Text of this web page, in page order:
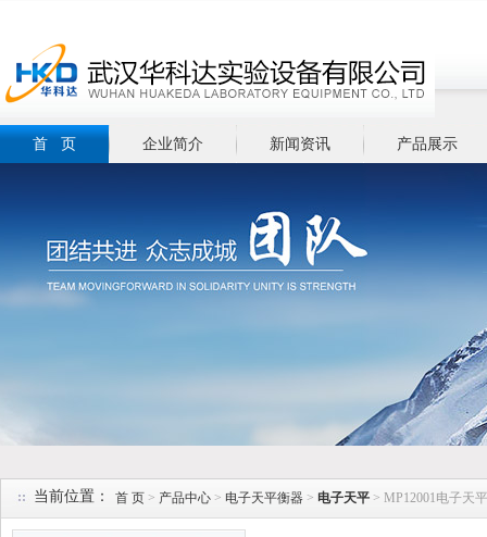
首 页 企业简介 新闻资讯 产品展示
当前位置： 首 页 > 产品中心 > 电子天平衡器 > 电子天平 > MP12001电子天平